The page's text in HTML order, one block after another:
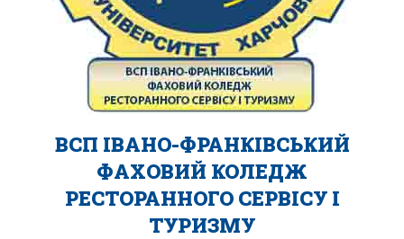
ВСП ІВАНО-ФРАНКІВСЬКИЙ
ФАХОВИЙ КОЛЕДЖ
РЕСТОРАННОГО СЕРВІСУ І
ТУРИЗМУ